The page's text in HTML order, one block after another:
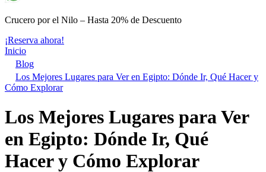
Crucero por el Nilo – Hasta 20% de Descuento
¡Reserva ahora!
Inicio
Blog
Los Mejores Lugares para Ver en Egipto: Dónde Ir, Qué Hacer y
Cómo Explorar
Los Mejores Lugares para Ver
en Egipto: Dónde Ir, Qué
Hacer y Cómo Explorar